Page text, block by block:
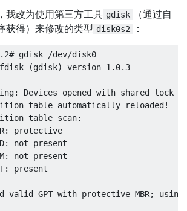
我改为使用第三方工具 gdisk
（通过自
获得）来修改的类型 disk0s2 ：
gdisk /dev/disk0
fdisk (gdisk) version 1.0.3
Devices opened with shared
table automatically reloaded!
table scan:
protective
not present
not present
present
valid GPT with protective MBR; using